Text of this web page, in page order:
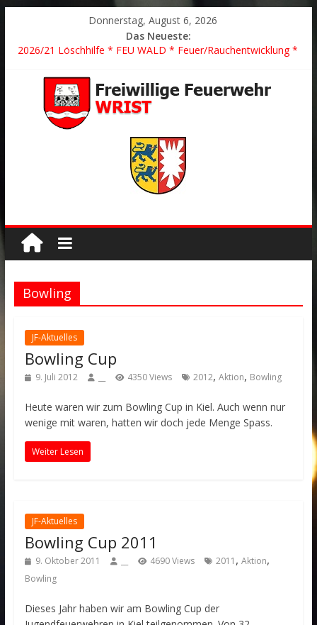
Donnerstag, August 6, 2026
Das Neueste:
2026/21 Löschhilfe * FEU WALD * Feuer/Rauchentwicklung *
2026/24 * TH G Y * PKW überschlagen *
2026/23 TH K Y * Person in festsitzendem Aufzug *
2026/22 TH Y * VU * 1 Person klemmt * Hingstheide
Der schönste Einsatz des Jahres 2026
Bowling
JF-Aktuelles
Bowling Cup
9. Juli 2012 4350 Views 2012, Aktion, Bowling
Heute waren wir zum Bowling Cup in Kiel. Auch wenn nur
wenige mit waren, hatten wir doch jede Menge Spass.
Weiter Lesen
JF-Aktuelles
Bowling Cup 2011
9. Oktober 2011 4690 Views 2011 , Aktion,
Bowling
Dieses Jahr haben wir am Bowling Cup der